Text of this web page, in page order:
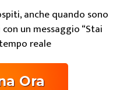
anche quando sono
un messaggio “Stai
reale
Ora